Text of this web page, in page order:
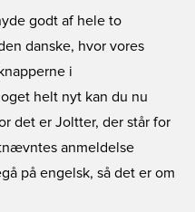
godt af hele to
danske, hvor vores
i
helt nyt kan du nu
det er Joltter, der står for
anmeldelse
på engelsk, så det er om